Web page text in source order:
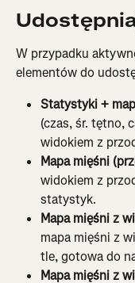
W przypadku
elementów do
Statystyki +
(czas, śr. tętno,
widokiem z
Mapa mięśni
widokiem z
statystyk.
Mapa mięśni z
mapa mięśni z
tle, gotowa do
Mapa mięśni z